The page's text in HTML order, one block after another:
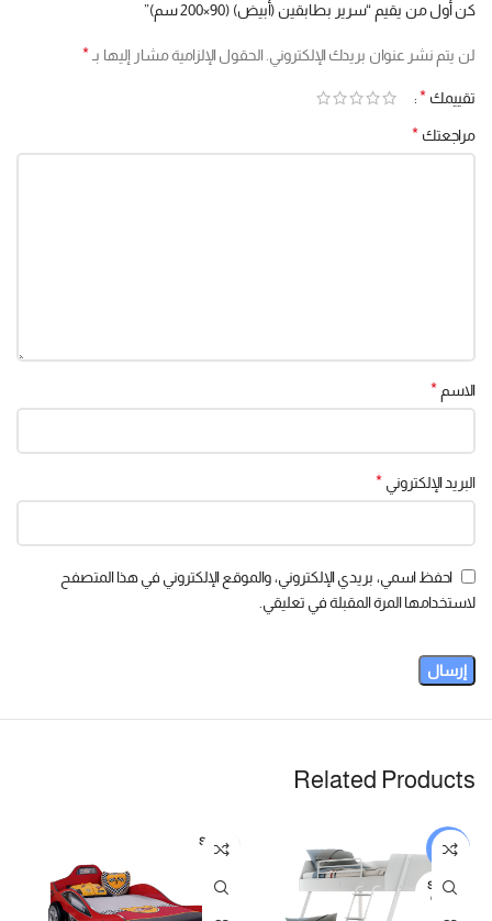
كن أول من يقيم “سرير بطابقين (أبيض) (90×200 سم)”
لن يتم نشر عنوان بريدك الإلكتروني. الحقول الإلزامية مشار إليها بـ*
تقييمك *
مراجعتك *
الاسم *
البريد الإلكتروني *
احفظ اسمي، بريدي الإلكتروني، والموقع الإلكتروني في هذا المتصفح
لاستخدامها المرة المقبلة في تعليقي.
Related Products
-5%
SOLD
OUT
SOLD
OUT